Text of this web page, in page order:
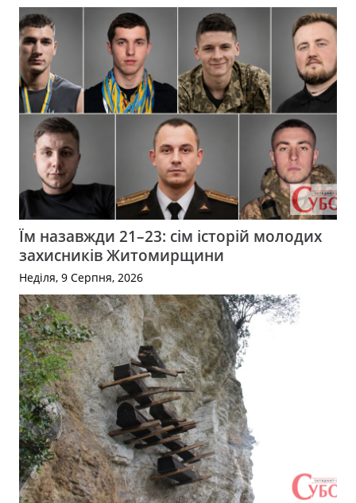
Їм назавжди 21–23: сім історій молодих
захисників Житомирщини
Неділя, 9 Серпня, 2026